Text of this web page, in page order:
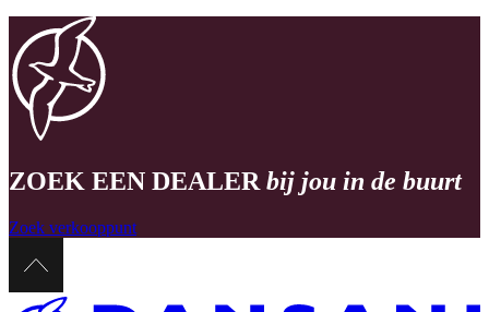
ZOEK EEN DEALER bij jou in de buurt
Zoek verkooppunt